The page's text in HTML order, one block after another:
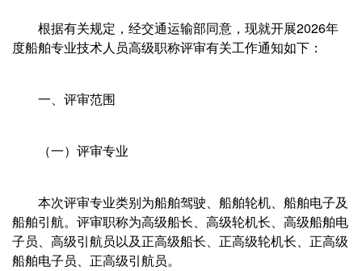
根据有关规定，经交通运输部同意，现就开展2026年
度船舶专业技术人员高级职称评审有关工作通知如下：
一、评审范围
（一）评审专业
本次评审专业类别为船舶驾驶、船舶轮机、船舶电子及
船舶引航。评审职称为高级船长、高级轮机长、高级船舶电
子员、高级引航员以及正高级船长、正高级轮机长、正高级
船舶电子员、正高级引航员。